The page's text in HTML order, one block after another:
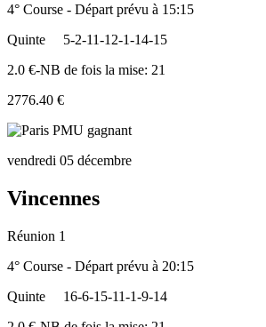
4° Course - Départ prévu à 15:15
Quinte
5-2-11-12-1-14-15
2.0 €-NB de fois la mise: 21
2776.40 €
vendredi 05 décembre
Vincennes
Réunion 1
4° Course - Départ prévu à 20:15
Quinte
16-6-15-11-1-9-14